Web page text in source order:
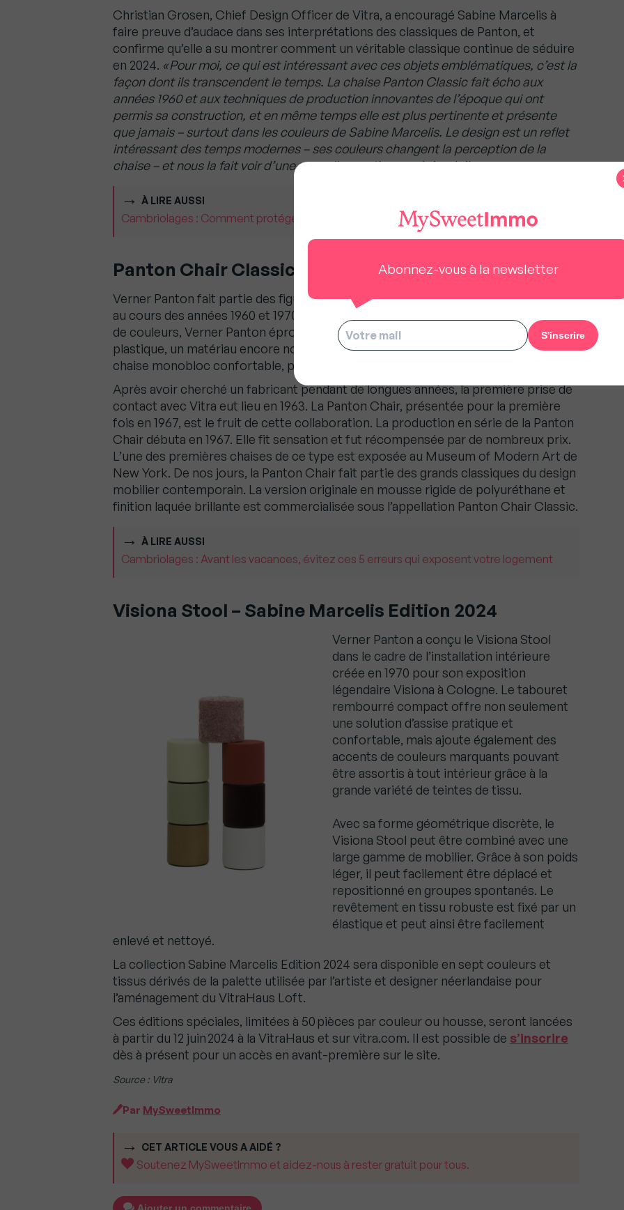
Christian Grosen, Chief Design Officer de Vitra, a encouragé Sabine Marcelis à
faire preuve d’audace dans ses interprétations des classiques de Panton, et
confirme qu’elle a su montrer comment un véritable classique continue de séduire
en 2024. « Pour moi, ce qui est intéressant avec ces objets emblématiques, c’est la
façon dont ils transcendent le temps. La chaise Panton Classic fait écho aux
années 1960 et aux techniques de production innovantes de l’époque qui ont
permis sa construction, et en même temps elle est plus pertinente et présente
que jamais – surtout dans les couleurs de Sabine Marcelis. Le design est un reflet
intéressant des temps modernes – ses couleurs changent la perception de la
chaise – et nous la fait voir d’une nouvelle manière »,précise-t-il.
À LIRE AUSSI
Cambriolages : Comment protéger votre maison pendant les vacances ?
Panton Chair Classic – Sabine Marcelis Edition 2024
Verner Panton fait partie des figures les plus influentes dans l’évolution du design
au cours des années 1960 et 1970. Outre ses expériences en matière de formes et
de couleurs, Verner Panton éprouvait une véritable passion pour la matière
plastique, un matériau encore nouveau à l’époque. Son ambition était de créer une
chaise monobloc confortable, pouvant être utilisée partout.
Après avoir cherché un fabricant pendant de longues années, la première prise de
contact avec Vitra eut lieu en 1963. La Panton Chair, présentée pour la première
fois en 1967, est le fruit de cette collaboration. La production en série de la Panton
Chair débuta en 1967. Elle fit sensation et fut récompensée par de nombreux prix.
L’une des premières chaises de ce type est exposée au Museum of Modern Art de
New York. De nos jours, la Panton Chair fait partie des grands classiques du design
mobilier contemporain. La version originale en mousse rigide de polyuréthane et
finition laquée brillante est commercialisée sous l’appellation Panton Chair Classic.
À LIRE AUSSI
Cambriolages : Avant les vacances, évitez ces 5 erreurs qui exposent votre logement
Visiona Stool – Sabine Marcelis Edition 2024
Verner Panton a conçu le Visiona Stool
dans le cadre de l’installation intérieure
créée en 1970 pour son exposition
légendaire Visiona à Cologne. Le tabouret
rembourré compact offre non seulement
une solution d’assise pratique et
confortable, mais ajoute également des
accents de couleurs marquants pouvant
être assortis à tout intérieur grâce à la
grande variété de teintes de tissu.
Avec sa forme géométrique discrète, le
Visiona Stool peut être combiné avec une
large gamme de mobilier. Grâce à son poids
léger, il peut facilement être déplacé et
repositionné en groupes spontanés. Le
revêtement en tissu robuste est fixé par un
élastique et peut ainsi être facilement
enlevé et nettoyé.
La collection Sabine Marcelis Edition 2024 sera disponible en sept couleurs et
tissus dérivés de la palette utilisée par l’artiste et designer néerlandaise pour
l’aménagement du VitraHaus Loft.
Ces éditions spéciales, limitées à 50 pièces par couleur ou housse, seront lancées
à partir du 12 juin 2024 à la VitraHaus et sur vitra.com. Il est possible de s’inscrire
dès à présent pour un accès en avant-première sur le site.
Source : Vitra
Par MySweetImmo
CET ARTICLE VOUS A AIDÉ ?
Soutenez MySweetImmo et aidez-nous à rester gratuit pour tous.
Abonnez-vous à la newsletter